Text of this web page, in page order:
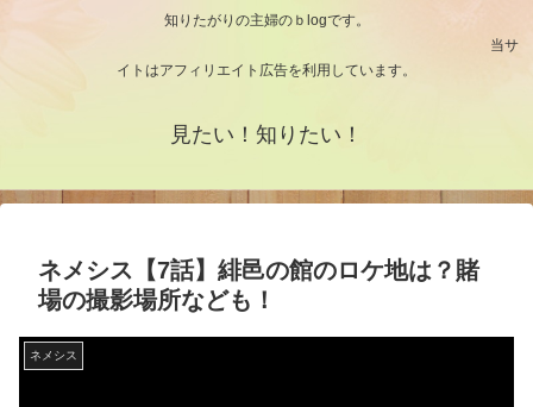
知りたがりの主婦のｂlogです。
当サ
イトはアフィリエイト広告を利用しています。
見たい！知りたい！
ネメシス【7話】緋邑の館のロケ地は？賭
場の撮影場所なども！
ネメシス